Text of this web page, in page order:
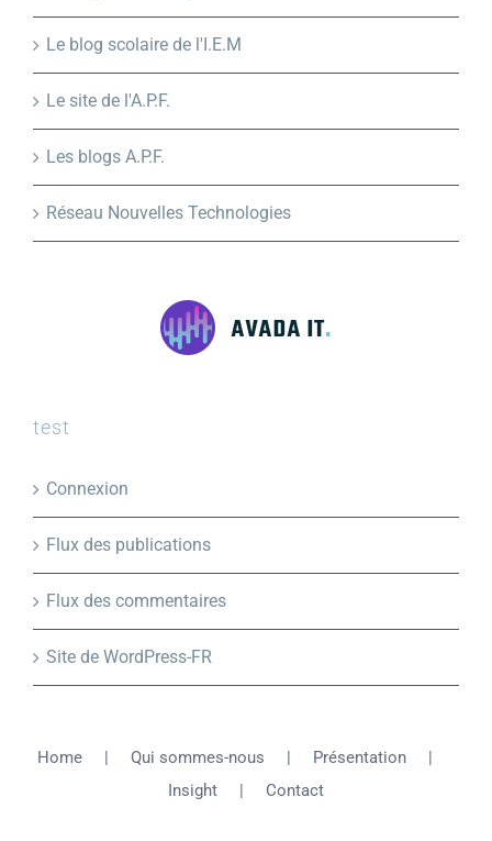
Le blog scolaire de l'I.E.M
Le site de l'A.P.F.
Les blogs A.P.F.
Réseau Nouvelles Technologies
test
Connexion
Flux des publications
Flux des commentaires
Site de WordPress-FR
Home Qui sommes-nous
Présentation
Insight
Contact